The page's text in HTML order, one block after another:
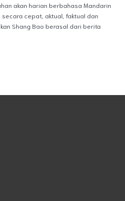
akan harian berbahasa Mandarin
cepat, aktual, faktual dan
Shang Bao berasal dari berita